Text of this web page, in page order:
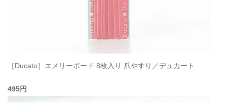
［Ducato］エメリーボード 8枚入り 爪やすり／デュカート
495円